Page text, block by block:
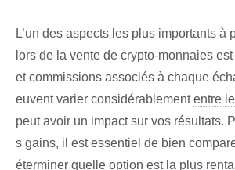
L’un des aspects les plus importants à
lors de la vente de crypto-monnaies
et commissions associés à chaque
euvent varier considérablemententre
peut avoir un impact sur vos résultats.
s gains, il est essentiel de bien
éterminer quelle option est la plus